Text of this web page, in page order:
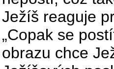
Ježíš reaguje
„Copak se
obrazu chce